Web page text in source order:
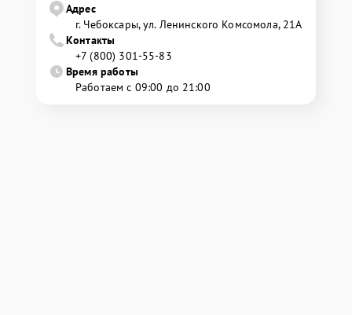
Адрес
г. Чебоксары, ул. Ленинского Комсомола, 21А
Контакты
+7 (800) 301-55-83
Время работы
Работаем с 09:00 до 21:00